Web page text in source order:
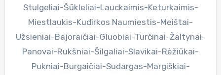
Stulgeliai-Šūkleliai-Lauckaimis-Keturkaimis-
Miestlaukis-Kudirkos Naumiestis-Meištai-
Užsieniai-Bajoraičiai-Gluobiai-Turčinai-Žaltynai-
Panovai-Rukšniai-Šilgaliai-Slavikai-Rėžiūkai-
Pukniai-Burgaičiai-Sudargas-Margiškiai-